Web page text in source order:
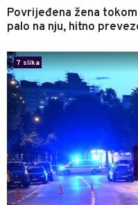
Povrijeđena žena
palo na nju, hitno
7 slika